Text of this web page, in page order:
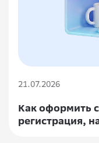
21.07.2026
Как оформить
регистрация,